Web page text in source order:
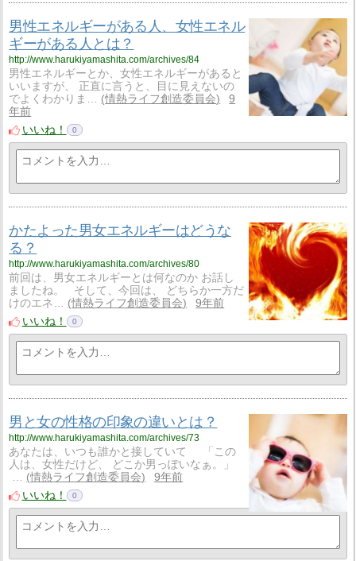
男性エネルギーがある人、女性エネル
ギーがある人とは？
http://www.harukiyamashita.com/archives/84
男性エネルギーとか、女性エネルギーがあると
いいますが、 正直に言うと、目に見えないの
でよくわかりま…
情熱ライフ創造委員会
9
年前
いいね！
0
かたよった男女エネルギーはどうな
る？
http://www.harukiyamashita.com/archives/80
前回は、男女エネルギーとは何なのか お話し
ましたね。 そして、今回は、 どちらか一方だ
けのエネ…
情熱ライフ創造委員会
9年前
いいね！
0
男と女の性格の印象の違いとは？
http://www.harukiyamashita.com/archives/73
あなたは、いつも誰かと接していて 「この
人は、女性だけど、 どこか男っぽいなぁ。」
情熱ライフ創造委員会
9年前
いいね！
0